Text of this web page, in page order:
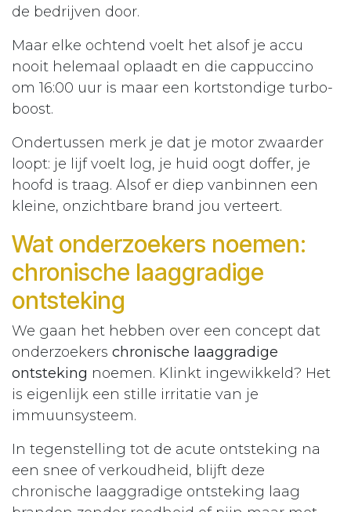
de bedrijven door.
Maar elke ochtend voelt het alsof je accu
nooit helemaal oplaadt en die cappuccino
om 16:00 uur is maar een kortstondige turbo-
boost.
Ondertussen merk je dat je motor zwaarder
loopt: je lijf voelt log, je huid oogt doffer, je
hoofd is traag. Alsof er diep vanbinnen een
kleine, onzichtbare brand jou verteert.
Wat onderzoekers noemen:
chronische laaggradige
ontsteking
We gaan het hebben over een concept dat
onderzoekers chronische laaggradige
ontsteking noemen. Klinkt ingewikkeld? Het
is eigenlijk een stille irritatie van je
immuunsysteem.
In tegenstelling tot de acute ontsteking na
een snee of verkoudheid, blijft deze
chronische laaggradige ontsteking laag